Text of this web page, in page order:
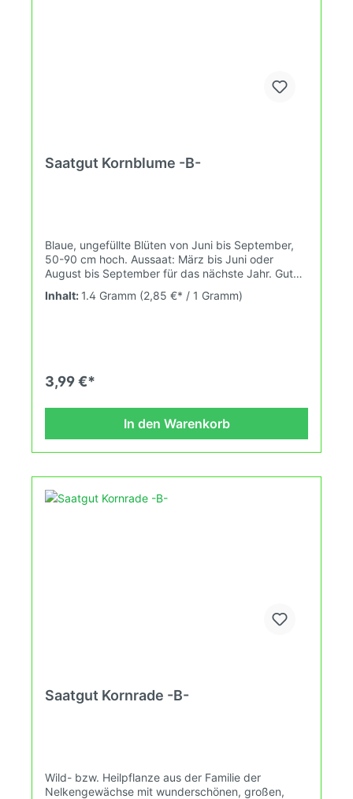
Saatgut Kornblume -B-
Blaue, ungefüllte Blüten von Juni bis September,
50-90 cm hoch. Aussaat: März bis Juni oder
August bis September für das nächste Jahr. Gute
Schnitt-, Beet- und Rabattenpflanze, TKM 4 g.
Schnittreife, sobald oberste Blüte geöffnet. 3-
Inhalt: 1.4 Gramm (2,85 €* / 1 Gramm)
3,99 €*
In den Warenkorb
Saatgut Kornrade -B-
Wild- bzw. Heilpflanze aus der Familie der
Nelkengewächse mit wunderschönen, großen,